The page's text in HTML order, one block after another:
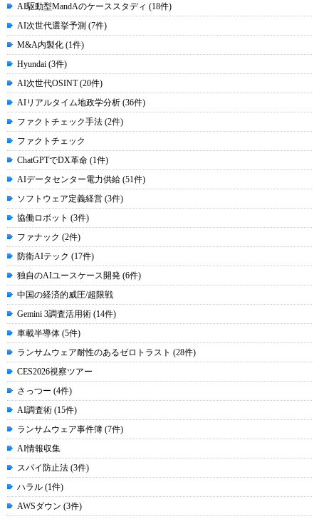
AI駆動型MandAのケーススタディ (18件)
AI次世代選挙予測 (7件)
M&A内製化 (1件)
Hyundai (3件)
AI次世代OSINT (20件)
AIリアルタイム地政学分析 (36件)
ファクトチェック手法 (2件)
ファクトチェック
ChatGPTでDX革命 (1件)
AIデータセンター電力供給 (51件)
ソフトウェア定義経営 (3件)
協働ロボット (3件)
ファナック (2件)
防衛AIテック (17件)
独自のAIユースケース開発 (6件)
中国の経済的威圧/超限戦
Gemini 3調査活用術 (14件)
車載半導体 (5件)
ランサムウェア耐性のあるゼロトラスト (28件)
CES2026視察ツアー
さっつー (4件)
AI調査術 (15件)
ランサムウェア事件簿 (7件)
AI情報収集
スパイ防止法 (3件)
ハラル (1件)
AWSダウン (3件)